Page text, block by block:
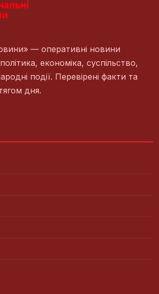
— оперативні новини
економіка, суспільство,
події. Перевірені факти та
дня.